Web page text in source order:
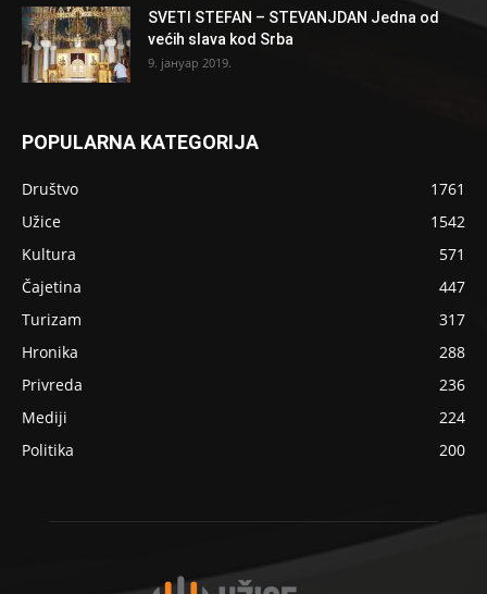
SVETI STEFAN – STEVANJDAN Jedna od
većih slava kod Srba
9. јануар 2019.
POPULARNA KATEGORIJA
Društvo
1761
Užice
1542
Kultura
571
Čajetina
447
Turizam
317
Hronika
288
Privreda
236
Mediji
224
Politika
200